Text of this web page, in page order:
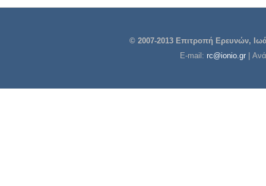
© 2007-2013 Επιτροπή Ερευνών,
E-mail: rc@ionio.gr|